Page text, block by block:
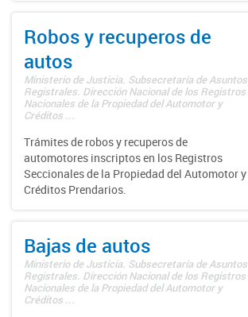
Robos y recuperos de
autos
Ministerio de Justicia. Subsecretaría de Asuntos
Registrales. Dirección Nacional de los Registros
Nacionales de la Propiedad del Automotor y
Créditos ...
Trámites de robos y recuperos de
automotores inscriptos en los Registros
Seccionales de la Propiedad del Automotor y
Créditos Prendarios.
Bajas de autos
Ministerio de Justicia. Subsecretaría de Asuntos
Registrales. Dirección Nacional de los Registros
Nacionales de la Propiedad del Automotor y
Créditos ...